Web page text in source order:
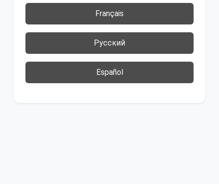
Français
Русский
Español